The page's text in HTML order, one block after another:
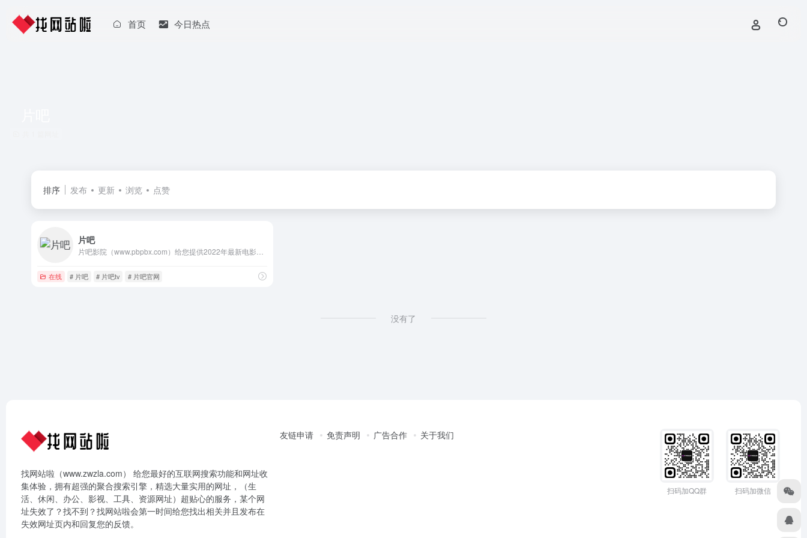
首页 今日热点
排序 发布 更新 浏览 点赞
片吧
在线 # 片吧 # 片吧tv # 片吧官网
没有了
找网站啦（www.zwzla.com） 给您最好的互联网搜索功能和网址收
集体验，拥有超强的聚合搜索引擎，精选大量实用的网址，（生
活、休闲、办公、影视、工具、资源网址）超贴心的服务，某个网
址失效了？找不到？找网站啦会第一时间给您找出相关并且发布在
失效网址页内和回复您的反馈。
友链申请 免责声明 广告合作 关于我们
扫码加QQ群 扫码加微信